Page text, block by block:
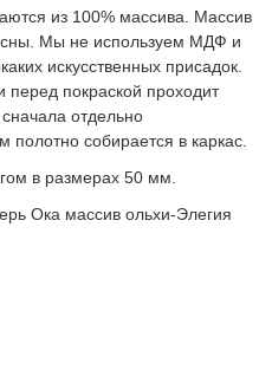
из 100% массива. Массив
Мы не используем МДФ и
искусственных присадок.
покраской проходит
отдельно
полотно собирается в каркас.
в размерах 50 мм.
Ока массив ольхи-Элегия